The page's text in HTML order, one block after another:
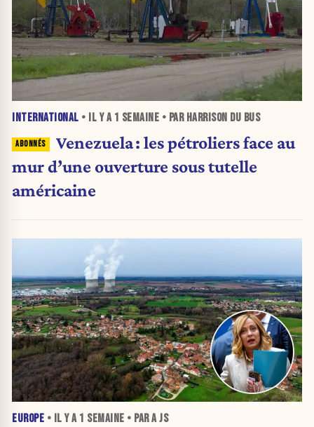
INTERNATIONAL • IL Y A 1 SEMAINE • PAR HARRISON DU BUS
Venezuela : les pétroliers face au
mur d’une ouverture sous tutelle
américaine
EUROPE • IL Y A 1 SEMAINE • PAR A JS